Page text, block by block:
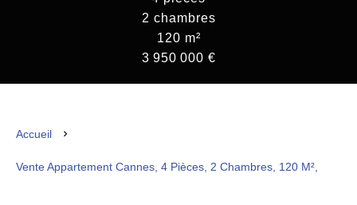
2 chambres
120 m²
3 950 000 €
Accueil
Vente Appartement Cannes, 4 Pièces, 2 Chambres, 120 M²,